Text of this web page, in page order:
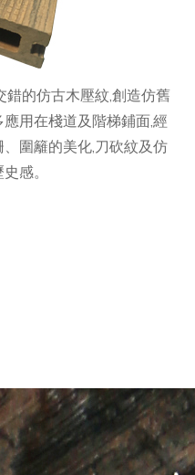
的仿古木壓紋,創造仿舊
用在棧道及階梯鋪面,經
圍籬的美化,刀砍紋及仿
感。